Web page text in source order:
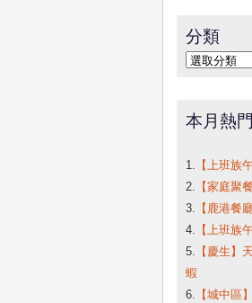
字:
分類
分
本月熱
1. 【上班族
2. 【家庭聚
3. 【鹿港餐
4. 【上班族
5. 【慶生】
蝦
6. 【城中區